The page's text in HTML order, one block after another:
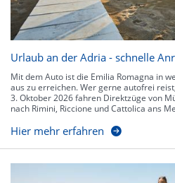
Urlaub an der Adria - schnelle
Mit dem Auto ist die Emilia Romagna in
aus zu erreichen. Wer gerne autofrei
3. Oktober 2026 fahren Direktzüge von
nach Rimini, Riccione und Cattolica ans
Hier mehr erfahren